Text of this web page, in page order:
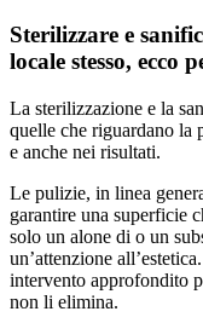
Sterilizzare e
locale stesso, ecco
La sterilizzazione e la
quelle che riguardano la
e anche nei risultati.
Le pulizie, in linea
garantire una superficie
solo un alone di o un
un’attenzione
intervento approfondito
non li elimina.